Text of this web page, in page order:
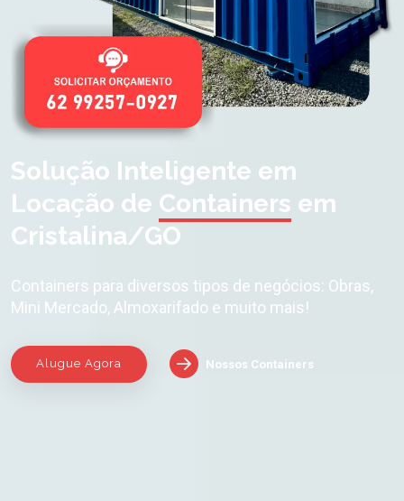
Solução Inteligente em
Locação de Containers em
Cristalina/GO
Containers para diversos tipos de negócios: Obras,
Mini Mercado, Almoxarifado e muito mais!
Alugue Agora Nossos Containers